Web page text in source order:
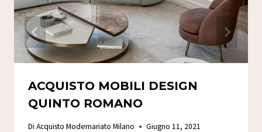
ACQUISTO MOBILI DESIGN
QUINTO ROMANO
Di Acquisto Modernariato Milano Giugno 11, 2021